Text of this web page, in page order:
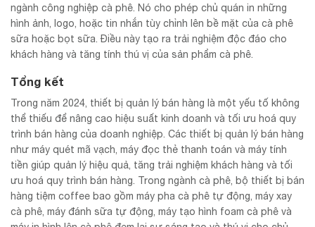
ngành công nghiệp cà phê. Nó cho phép chủ quán in những
hình ảnh, logo, hoặc tin nhắn tùy chỉnh lên bề mặt của cà phê
sữa hoặc bọt sữa. Điều này tạo ra trải nghiệm độc đáo cho
khách hàng và tăng tính thú vị của sản phẩm cà phê.
Tổng kết
Trong năm 2024, thiết bị quản lý bán hàng là một yếu tố không
thể thiếu để nâng cao hiệu suất kinh doanh và tối ưu hoá quy
trình bán hàng của doanh nghiệp. Các thiết bị quản lý bán hàng
như máy quét mã vạch, máy đọc thẻ thanh toán và máy tính
tiền giúp quản lý hiệu quả, tăng trải nghiệm khách hàng và tối
ưu hoá quy trình bán hàng. Trong ngành cà phê, bộ thiết bị bán
hàng tiệm coffee bao gồm máy pha cà phê tự động, máy xay
cà phê, máy đánh sữa tự động, máy tạo hình foam cà phê và